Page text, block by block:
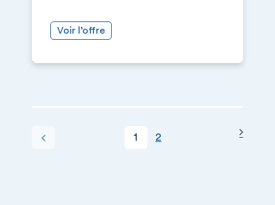
Voir l’offre
PAGINATION
Page précédente Page courante
1 Page
2
Page